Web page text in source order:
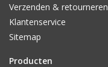
Verzenden & retourneren
Klantenservice
Sitemap
Producten